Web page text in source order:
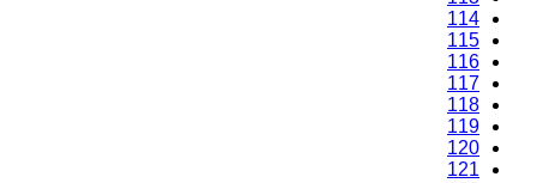
114
115
116
117
118
119
120
121